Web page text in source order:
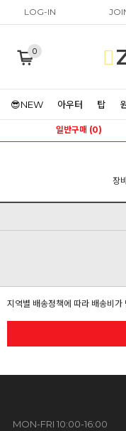
LOG-IN
0
😎NEW 아우터 탑
일반구매 (0)
장
지역별 배송정책에 따라 배송비가
MON-FRI 10:00-16:00